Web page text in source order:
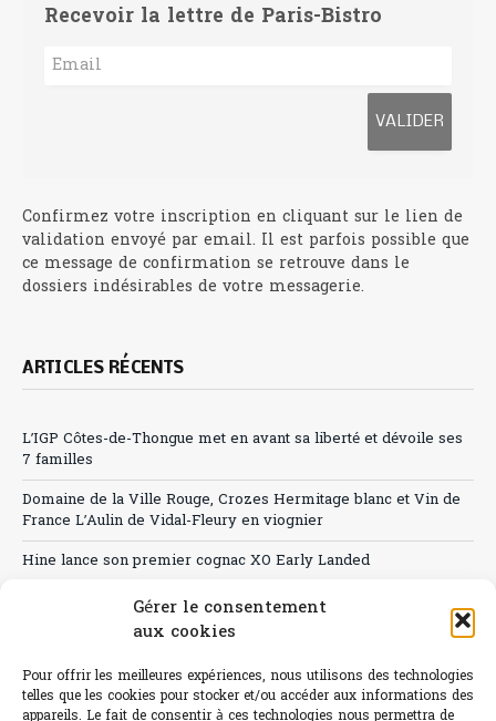
Gérer le consentement
aux cookies
Pour offrir les meilleures expériences, nous utilisons des technologies
telles que les cookies pour stocker et/ou accéder aux informations des
appareils. Le fait de consentir à ces technologies nous permettra de
Recevoir la lettre de Paris-Bistro
Confirmez votre inscription en cliquant sur le lien de
validation envoyé par email. Il est parfois possible que
ce message de confirmation se retrouve dans le
dossiers indésirables de votre messagerie.
ARTICLES RÉCENTS
L’IGP Côtes-de-Thongue met en avant sa liberté et dévoile ses
7 familles
Domaine de la Ville Rouge, Crozes Hermitage blanc et Vin de
France L’Aulin de Vidal-Fleury en viognier
Hine lance son premier cognac XO Early Landed
Canicule : A quand le CHR à « l’heure espagnole » ?
Sélection de rosés 2026